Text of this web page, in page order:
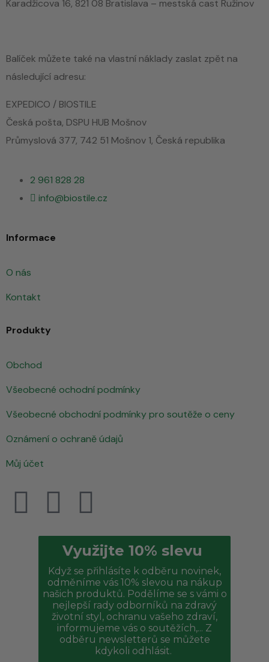
Karadžicova 16, 821 08 Bratislava – mestská cast Ružinov
Balíček můžete také na vlastní náklady zaslat zpět na
následující adresu:
EXPEDICO / BIOSTILE
Česká pošta, DSPU HUB Mošnov
Průmyslová 377, 742 51 Mošnov 1, Česká republika
2 961 828 28
info@biostile.cz
Informace
O nás
Kontakt
Produkty
Obchod
Všeobecné ochodní podmínky
Všeobecné obchodní podmínky pro soutěže o ceny
Oznámení o ochraně údajů
Můj účet
Využijte 10% slevu
Když se přihlásíte k odběru novinek,
odměníme vás 10% slevou na nákup
našich produktů. Podělíme se s vámi o
nejlepší rady odborníků na zdravý
životní styl, ochranu vašeho zdraví,
informujeme vás o soutěžích,... Z
odběru newsletterů se můžete
kdykoli odhlásit.